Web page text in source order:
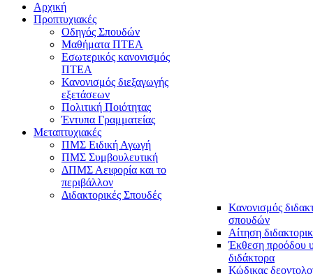
Αρχική
Προπτυχιακές
Οδηγός Σπουδών
Μαθήματα ΠΤΕΑ
Εσωτερικός κανονισμός
ΠΤΕΑ
Κανονισμός διεξαγωγής
εξετάσεων
Πολιτική Ποιότητας
Έντυπα Γραμματείας
Μεταπτυχιακές
ΠΜΣ Ειδική Αγωγή
ΠΜΣ Συμβουλευτική
ΔΠΜΣ Αειφορία και το
περιβάλλον
Διδακτορικές Σπουδές
Κανονισμός
σπουδών
Αίτηση
Έκθεση προόδου
διδάκτορα
Κώδικας